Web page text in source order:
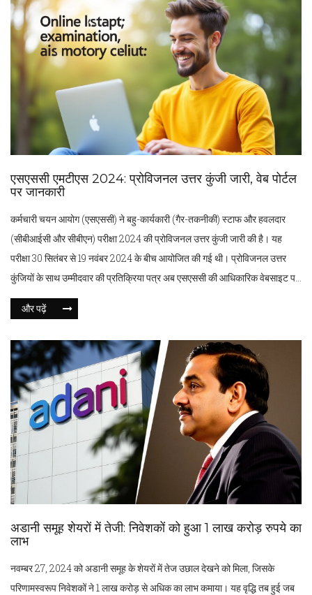
एसएससी एमटीएस 2024: प्रोविजनल उत्तर कुंजी जारी, वेब पोर्टल
पर जानकारी
कर्मचारी चयन आयोग (एसएससी) ने बहु-कार्यकारी (गैर-तकनीकी) स्टाफ और हवलदार
(सीबीआईसी और सीबीएन) परीक्षा 2024 की प्रोविजनल उत्तर कुंजी जारी की है। यह
परीक्षा 30 सितंबर से 19 नवंबर 2024 के बीच आयोजित की गई थी। प्रोविजनल उत्तर
कुंजियों के साथ उम्मीदवार की प्रतिक्रिया पत्र अब एसएससी की आधिकारिक वेबसाइट पर
उपलब्ध है।
और पढ़ें
अडानी समूह शेयरों में तेजी: निवेशकों को हुआ 1 लाख करोड़ रुपये का
लाभ
नवम्बर 27, 2024 को अडानी समूह के शेयरों में तेज उछाल देखने को मिला, जिसके
परिणामस्वरूप निवेशकों ने 1 लाख करोड़ से अधिक का लाभ कमाया। यह वृद्धि तब हुई जब